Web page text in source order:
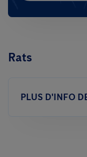
Rats
PLUS D'INFO